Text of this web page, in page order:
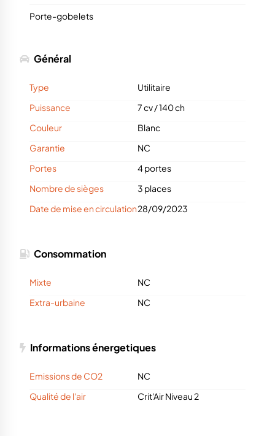
Porte-gobelets
Général
Type
Utilitaire
Puissance
7 cv/140 ch
Couleur
Blanc
Garantie
NC
Portes
4 portes
Nombre de sièges
3 places
Date de mise en circulation28/09/2023
Consommation
Mixte
NC
Extra-urbaine
NC
Informations énergetiques
Emissions de CO2
NC
Qualité de l'air
Crit'Air Niveau 2